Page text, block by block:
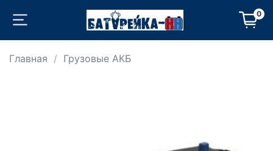
0
Главная Грузовые АКБ